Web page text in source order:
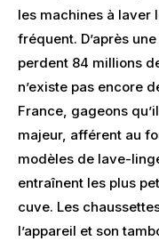
les machines à laver
fréquent. D’après
perdent 84 millions
n’existe pas encore
France, gageons
majeur, afférent au
modèles de lave-
entraînent les plus
cuve. Les
l’appareil et son